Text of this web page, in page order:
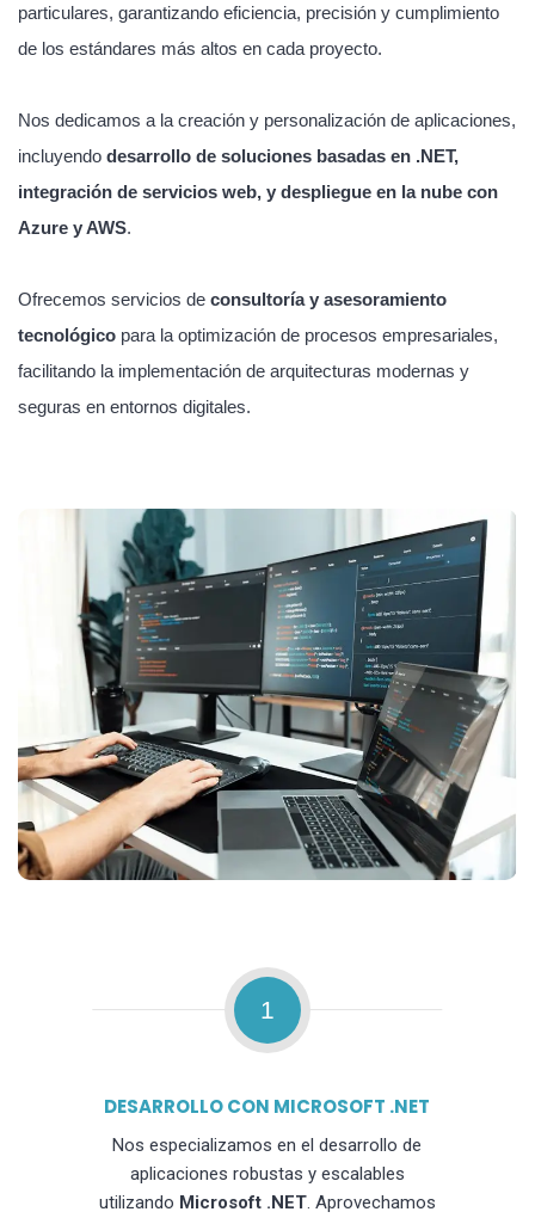
particulares, garantizando eficiencia, precisión y cumplimiento
de los estándares más altos en cada proyecto.
Nos dedicamos a la creación y personalización de aplicaciones,
incluyendo desarrollo de soluciones basadas en .NET,
integración de servicios web, y despliegue en la nube con
Azure y AWS.
Ofrecemos servicios de consultoría y asesoramiento
tecnológico para la optimización de procesos empresariales,
facilitando la implementación de arquitecturas modernas y
seguras en entornos digitales.
1
DESARROLLO CON MICROSOFT .NET
Nos especializamos en el desarrollo de
aplicaciones robustas y escalables
utilizando Microsoft .NET. Aprovechamos